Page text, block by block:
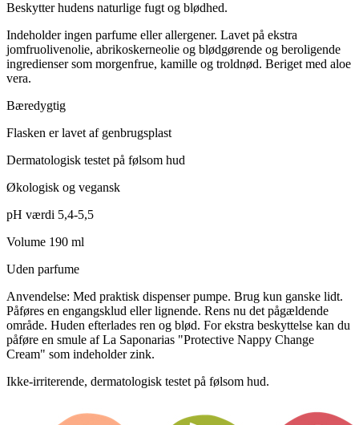
Beskytter hudens naturlige fugt og blødhed.
Indeholder ingen parfume eller allergener. Lavet på ekstra
jomfruolivenolie, abrikoskerneolie og blødgørende og beroligende
ingredienser som morgenfrue, kamille og troldnød. Beriget med aloe
vera.
Bæredygtig
Flasken er lavet af genbrugsplast
Dermatologisk testet på følsom hud
Økologisk og vegansk
pH værdi 5,4-5,5
Volume 190 ml
Uden parfume
Anvendelse: Med praktisk dispenser pumpe. Brug kun ganske lidt.
Påføres en engangsklud eller lignende. Rens nu det pågældende
område. Huden efterlades ren og blød. For ekstra beskyttelse kan du
påføre en smule af La Saponarias "Protective Nappy Change
Cream" som indeholder zink.
Ikke-irriterende, dermatologisk testet på følsom hud.